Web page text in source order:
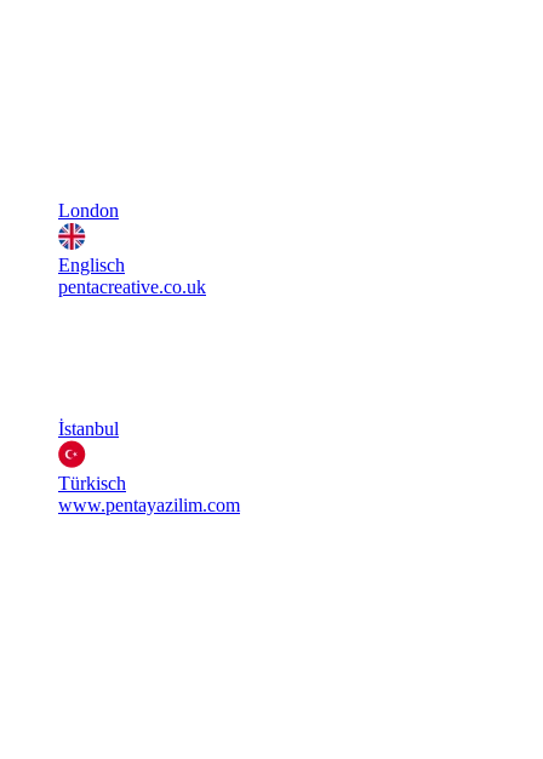
London
Englisch
pentacreative.co.uk
İstanbul
Türkisch
www.pentayazilim.com